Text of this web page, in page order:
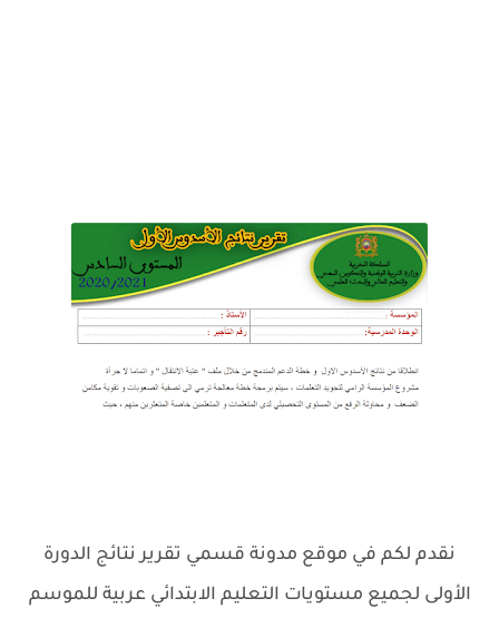
نقدم لكم في موقع مدونة قسمي تقرير نتائج الدورة
الأولى لجميع مستويات التعليم الابتدائي عربية للموسم